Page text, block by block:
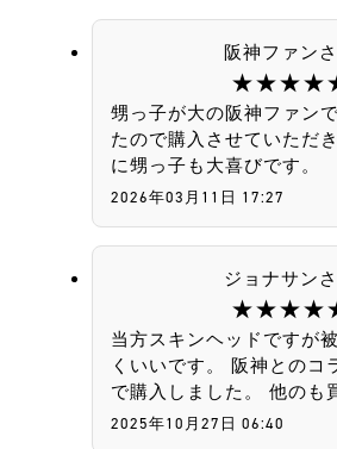
阪神ファン
甥っ子が大の阪神ファン
たので購入させていただ
に甥っ子も大喜びです。
2026年03月11日 17:27
ジョナサン
当方スキンヘッドですが
くいいです。 阪神とのコ
で購入しました。 他のも
2025年10月27日 06:40